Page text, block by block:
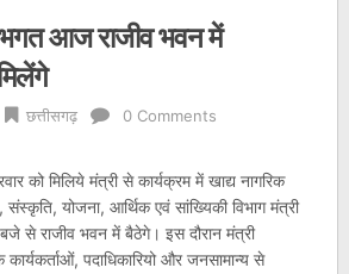
आज राजीव भवन में
छत्तीसगढ़ 0 Comments
को मिलिये मंत्री से कार्यक्रम में खाद्य नागरिक
संस्कृति, योजना, आर्थिक एवं सांख्यिकी विभाग मंत्री
से राजीव भवन में बैठेगे। इस दौरान मंत्री
पदाधिकारियो और जनसामान्य से